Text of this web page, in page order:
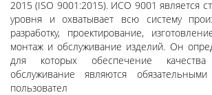
2015 (ISO 9001:2015). ИСО 9001 является
уровня и охватывает всю систему
разработку, проектирование,
монтаж и обслуживание изделий. Он
для которых обеспечение
обслуживание являются
пользовател